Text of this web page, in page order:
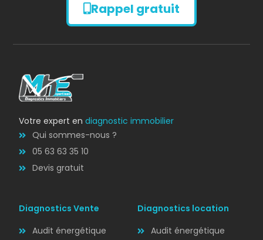
DPE
Diagnostic
AMIANTE
Rappel gratuit
Votre expert endiagnostic immobilier
Qui sommes-nous ?
05 63 63 35 10
Devis gratuit
Diagnostics Vente
Audit énergétique
Diagnostics location
Audit énergétique